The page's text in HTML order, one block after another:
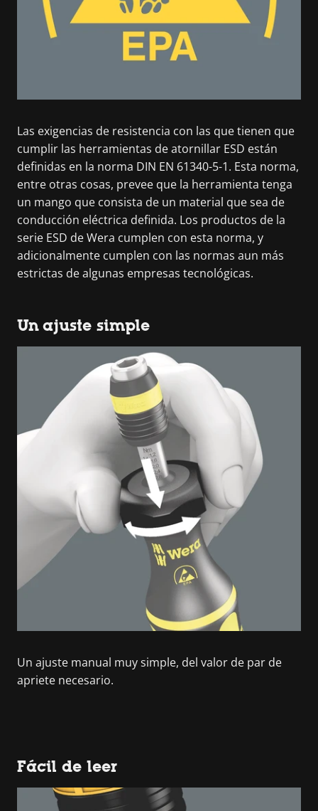
Las exigencias de resistencia con las que tienen que
cumplir las herramientas de atornillar ESD están
definidas en la norma DIN EN 61340-5-1. Esta norma,
entre otras cosas, prevee que la herramienta tenga
un mango que consista de un material que sea de
conducción eléctrica definida. Los productos de la
serie ESD de Wera cumplen con esta norma, y
adicionalmente cumplen con las normas aun más
estrictas de algunas empresas tecnológicas.
Un ajuste simple
Un ajuste manual muy simple, del valor de par de
apriete necesario.
Fácil de leer